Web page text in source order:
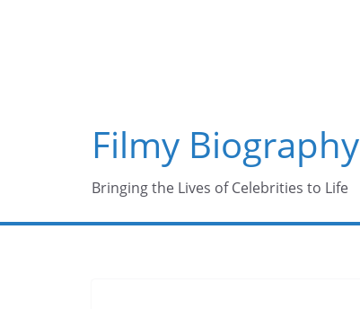
Filmy Biography
Bringing the Lives of Celebrities to Life